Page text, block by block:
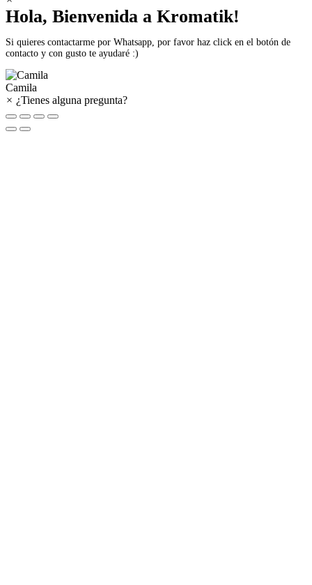
Hola, Bienvenida a Kromatik!
Si quieres contactarme por Whatsapp, por favor haz click en el botón de
contacto y con gusto te ayudaré :)
Camila
× ¿Tienes alguna pregunta?